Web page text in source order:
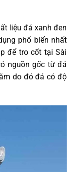
liệu đá xanh đen
phổ biến nhất
để tro cốt tại Sài
nguồn gốc từ đá
do đó đá có độ